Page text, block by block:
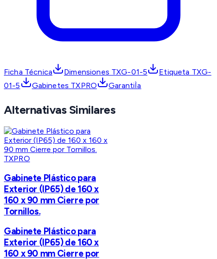
Ficha Técnica Dimensiones TXG-01-5
Etiqueta TXG-
01-5
Gabinetes TXPRO GarantiÌa
Alternativas Similares
TXPRO
Gabinete Plástico para
Exterior (IP65) de 160 x
160 x 90 mm Cierre por
Tornillos.
Gabinete Plástico para
Exterior (IP65) de 160 x
160 x 90 mm Cierre por